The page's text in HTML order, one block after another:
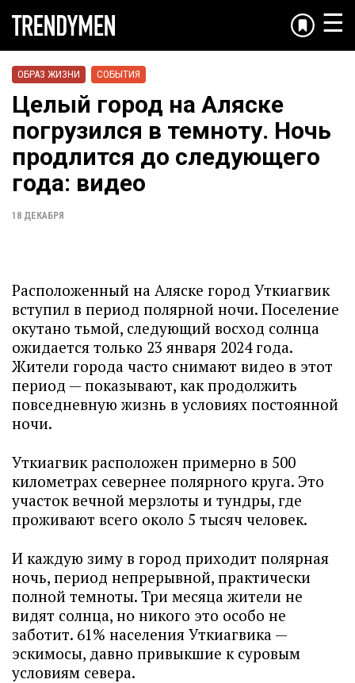
☰
ОБРАЗ ЖИЗНИ СОБЫТИЯ
Целый город на Аляске
погрузился в темноту. Ночь
продлится до следующего
года: видео
18 ДЕКАБРЯ
Расположенный на Аляске город Уткиагвик
вступил в период полярной ночи. Поселение
окутано тьмой, следующий восход солнца
ожидается только 23 января 2024 года.
Жители города часто снимают видео в этот
период — показывают, как продолжить
повседневную жизнь в условиях постоянной
ночи.
Уткиагвик расположен примерно в 500
километрах севернее полярного круга. Это
участок вечной мерзлоты и тундры, где
проживают всего около 5 тысяч человек.
И каждую зиму в город приходит полярная
ночь, период непрерывной, практически
полной темноты. Три месяца жители не
видят солнца, но никого это особо не
заботит. 61% населения Уткиагвика —
эскимосы, давно привыкшие к суровым
условиям севера.